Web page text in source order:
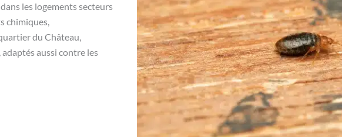
les logements secteurs
chimiques,
du Château,
aussi contre les